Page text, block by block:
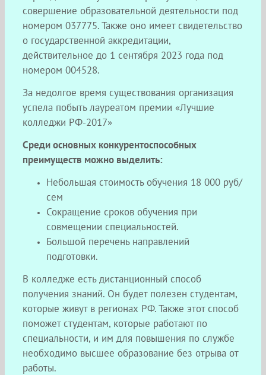
совершение образовательной деятельности под
номером 037775. Также оно имеет свидетельство
о государственной аккредитации,
действительное до 1 сентября 2023 года под
номером 004528.
За недолгое время существования организация
успела побыть лауреатом премии «Лучшие
колледжи РФ-2017»
Среди основных конкурентоспособных
преимуществ можно выделить:
Небольшая стоимость обучения 18 000 руб/
сем
Сокращение сроков обучения при
совмещении специальностей.
Большой перечень направлений
подготовки.
В колледже есть дистанционный способ
получения знаний. Он будет полезен студентам,
которые живут в регионах РФ. Также этот способ
поможет студентам, которые работают по
специальности, и им для повышения по службе
необходимо высшее образование без отрыва от
работы.